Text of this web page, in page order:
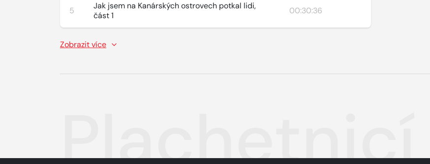
5
Jak jsem na Kanárských ostrovech potkal lidi,
část 1
00:30:36
Zobrazit více